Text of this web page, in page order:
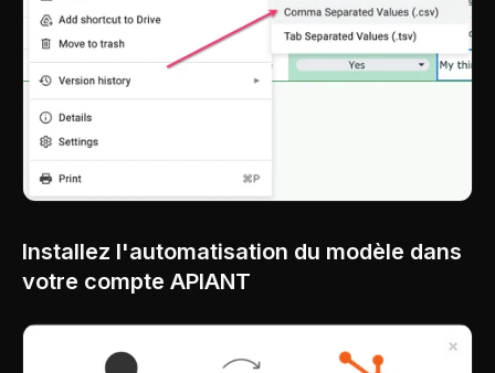
Installez l'automatisation du modèle dans
votre compte APIANT